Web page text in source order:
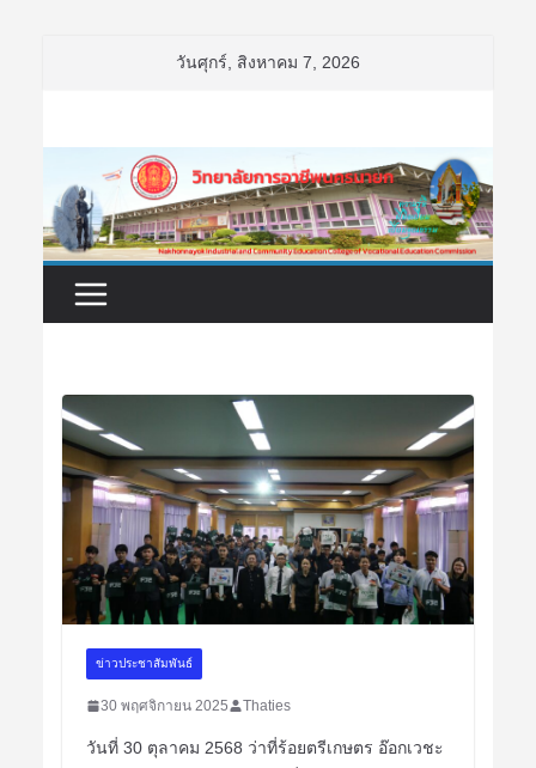
วันศุกร์, สิงหาคม 7, 2026
ข่าวประชาสัมพันธ์
30 พฤศจิกายน 2025 Thaties
วันที่ 30 ตุลาคม 2568 ว่าที่ร้อยตรีเกษตร อ๊อกเวชะ